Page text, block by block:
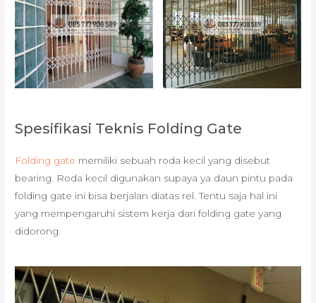
Spesifikasi Teknis Folding Gate
Folding gate memiliki sebuah roda kecil yang disebut
bearing. Roda kecil digunakan supaya ya daun pintu pada
folding gate ini bisa berjalan diatas rel. Tentu saja hal ini
yang mempengaruhi sistem kerja dari folding gate yang
didorong.